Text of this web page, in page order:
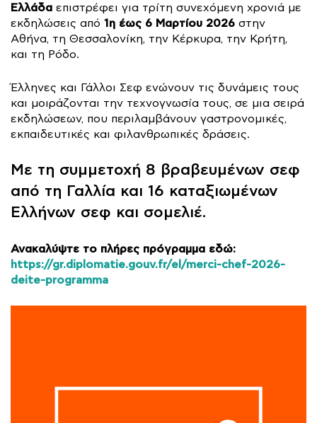
Ελλάδα επιστρέφει για τρίτη συνεχόμενη χρονιά με
εκδηλώσεις από 1η έως 6 Μαρτίου 2026 στην
Αθήνα, τη Θεσσαλονίκη, την Κέρκυρα, την Κρήτη,
και τη Ρόδο.
Έλληνες και Γάλλοι Σεφ ενώνουν τις δυνάμεις τους
και μοιράζονται την τεχνογνωσία τους, σε μια σειρά
εκδηλώσεων, που περιλαμβάνουν γαστρονομικές,
εκπαιδευτικές και φιλανθρωπικές δράσεις.
Με τη συμμετοχή 8 βραβευμένων σεφ
από τη Γαλλία και 16 καταξιωμένων
Ελλήνων σεφ και σομελιέ.
Ανακαλύψτε το πλήρες πρόγραμμα εδώ:
https://gr.diplomatie.gouv.fr/el/merci-chef-2026-
deite-programma